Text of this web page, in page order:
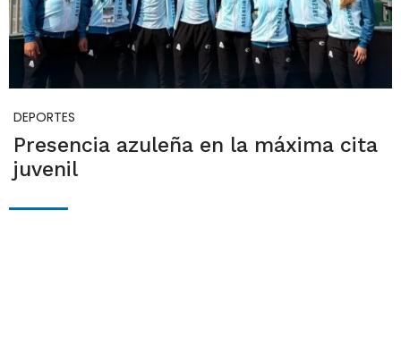
DEPORTES
Presencia azuleña en la máxima cita
juvenil